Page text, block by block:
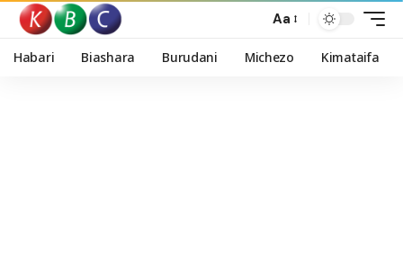
Aa
Habari Biashara Burudani Michezo Kimataifa